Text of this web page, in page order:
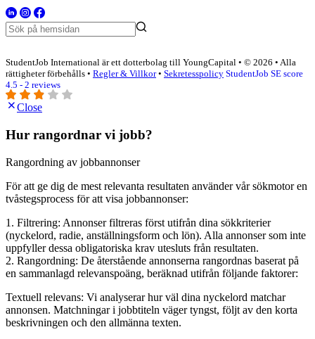
StudentJob International är ett dotterbolag till YoungCapital • © 2026 • Alla
rättigheter förbehålls • Regler & Villkor• Sekretesspolicy StudentJob SE score
4.5 - 2 reviews
Close
Hur rangordnar vi jobb?
Rangordning av jobbannonser
För att ge dig de mest relevanta resultaten använder vår sökmotor en
tvåstegsprocess för att visa jobbannonser:
1. Filtrering: Annonser filtreras först utifrån dina sökkriterier
(nyckelord, radie, anställningsform och lön). Alla annonser som inte
uppfyller dessa obligatoriska krav utesluts från resultaten.
2. Rangordning: De återstående annonserna rangordnas baserat på
en sammanlagd relevanspoäng, beräknad utifrån följande faktorer:
Textuell relevans: Vi analyserar hur väl dina nyckelord matchar
annonsen. Matchningar i jobbtiteln väger tyngst, följt av den korta
beskrivningen och den allmänna texten.